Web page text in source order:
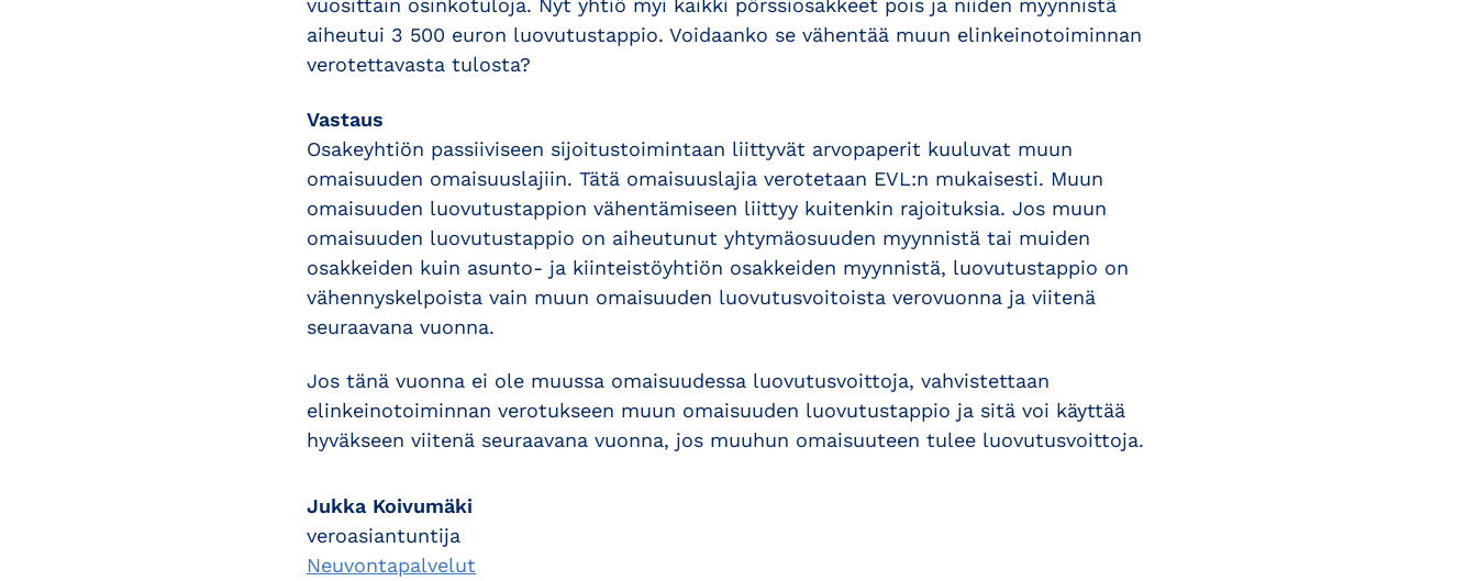
vuosittain osinkotuloja. Nyt yhtiö myi kaikki pörssiosakkeet pois ja niiden myynnistä
aiheutui 3 500 euron luovutustappio. Voidaanko se vähentää muun elinkeinotoiminnan
verotettavasta tulosta?
Vastaus
Osakeyhtiön passiiviseen sijoitustoimintaan liittyvät arvopaperit kuuluvat muun
omaisuuden omaisuuslajiin. Tätä omaisuuslajia verotetaan EVL:n mukaisesti. Muun
omaisuuden luovutustappion vähentämiseen liittyy kuitenkin rajoituksia. Jos muun
omaisuuden luovutustappio on aiheutunut yhtymäosuuden myynnistä tai muiden
osakkeiden kuin asunto- ja kiinteistöyhtiön osakkeiden myynnistä, luovutustappio on
vähennyskelpoista vain muun omaisuuden luovutusvoitoista verovuonna ja viitenä
seuraavana vuonna.
Jos tänä vuonna ei ole muussa omaisuudessa luovutusvoittoja, vahvistettaan
elinkeinotoiminnan verotukseen muun omaisuuden luovutustappio ja sitä voi käyttää
hyväkseen viitenä seuraavana vuonna, jos muuhun omaisuuteen tulee luovutusvoittoja.
Jukka Koivumäki
veroasiantuntija
Neuvontapalvelut